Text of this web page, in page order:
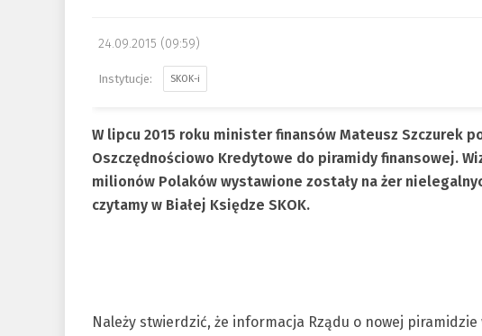
24.09.2015 (09:59)
SKOK-i
W lipcu 2015 roku minister finansów Mateusz Szczurek
Oszczędnościowo Kredytowe do piramidy finansowej.
milionów Polaków wystawione zostały na żer
czytamy w Białej Księdze SKOK.
Należy stwierdzić, że informacja Rządu o nowej